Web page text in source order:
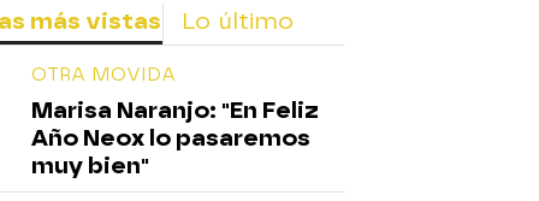
más vistas Lo último
OTRA MOVIDA
Marisa Naranjo: "En Feliz
Año Neox lo pasaremos
muy bien"